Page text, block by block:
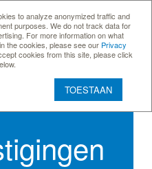
to analyze anonymized traffic and
purposes. We do not track data for
For more information on what
the cookies, please see our Privacy
cookies from this site, please click
TOESTAAN